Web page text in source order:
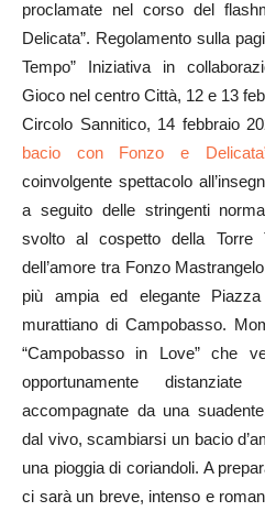
proclamate nel corso del
Delicata”. Regolamento sulla
Tempo” Iniziativa in
Gioco nel centro Città, 12 e 13
Circolo Sannitico, 14 febbraio
bacio con Fonzo e
coinvolgente spettacolo
a seguito delle stringenti
svolto al cospetto della Torre
dell’amore tra Fonzo
più ampia ed elegante
murattiano di Campobasso.
“Campobasso in Love” che
opportunamente
accompagnate da una
dal vivo, scambiarsi un bacio
una pioggia di coriandoli. A
ci sarà un breve, intenso e